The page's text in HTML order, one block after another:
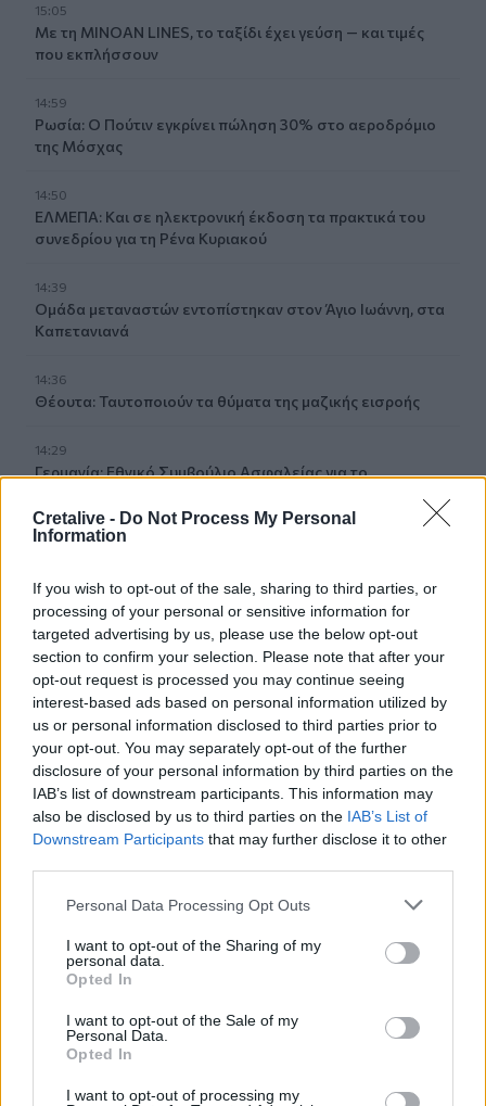
Cretalive - Do Not Process My Personal
Information
If you wish to opt-out of the sale, sharing to third parties, or
processing of your personal or sensitive information for
targeted advertising by us, please use the below opt-out
section to confirm your selection. Please note that after your
opt-out request is processed you may continue seeing
interest-based ads based on personal information utilized by
us or personal information disclosed to third parties prior to
your opt-out. You may separately opt-out of the further
disclosure of your personal information by third parties on the
IAB’s list of downstream participants. This information may
also be disclosed by us to third parties on the IAB’s List of
Downstream Participants that may further disclose it to other
Personal Data Processing Opt Outs
I want to opt-out of the Sharing of my
personal data.
Opted In
I want to opt-out of the Sale of my
Personal Data.
Opted In
I want to opt-out of processing my
15:05
Με τη MINOAN LINES, το ταξίδι έχει γεύση — και τιμές
που εκπλήσσουν
14:59
Ρωσία: Ο Πούτιν εγκρίνει πώληση 30% στο αεροδρόμιο
της Μόσχας
14:50
ΕΛΜΕΠΑ: Και σε ηλεκτρονική έκδοση τα πρακτικά του
συνεδρίου για τη Ρένα Κυριακού
14:39
Ομάδα μεταναστών εντοπίστηκαν στον Άγιο Ιωάννη, στα
Καπετανιανά
14:36
Θέουτα: Ταυτοποιούν τα θύματα της μαζικής εισροής
14:29
Γερμανία: Εθνικό Συμβούλιο Ασφαλείας για το
14:29
σύλληψη
14:21
Ισπανία: Εξαρθρώθηκε οργάνωση που διακινούσε
ναρκωτικά και μετανάστες
ΠΕΡΙΣΣΟΤΕΡΑ
Ο Γ. Αγριμανάκης Αντιδήμαρχος Υπηρεσίας το
ΚΡΗΤΗ 15:54
Κυριακή 9 Αυγούστου
Ηράκλειο: Εντυπωσιάζουν οι εικόνες από το νέο
ΚΡΗΤΗ 15:43